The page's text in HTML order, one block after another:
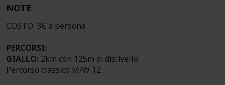
NOTE
COSTO: 3€ a persona
PERCORSI:
GIALLO: 2km con 125m di dislivello
Percorso classico M/W 12